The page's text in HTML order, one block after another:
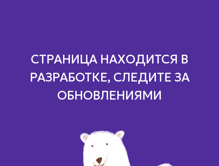
СТРАНИЦА НАХОДИТСЯ В
РАЗРАБОТКЕ, СЛЕДИТЕ ЗА
ОБНОВЛЕНИЯМИ